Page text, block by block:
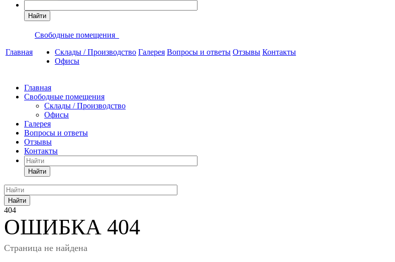
Найти
Главная
Свободные помещения
Склады / Производство
Офисы
Галерея Вопросы и ответы Отзывы Контакты
Главная
Свободные помещения
Склады / Производство
Офисы
Галерея
Вопросы и ответы
Отзывы
Контакты
Найти
Найти
404
ОШИБКА 404
Страница не найдена